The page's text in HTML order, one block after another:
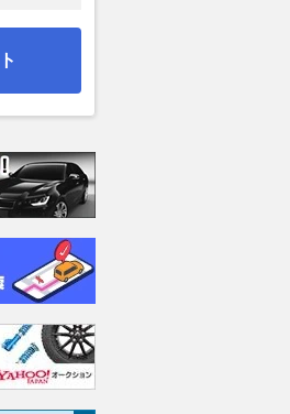
ノートe-POWERニス
ズキ『ソリオ』用、テ
フルスペック車高調「フ
スZ」発売
レスポンス